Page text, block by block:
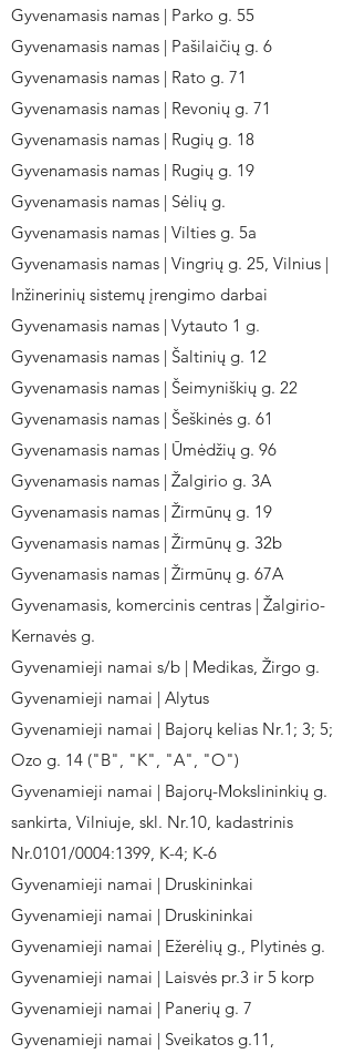
Gyvenamasis namas | Parko g. 55
Gyvenamasis namas | Pašilaičių g. 6
Gyvenamasis namas | Rato g. 71
Gyvenamasis namas | Revonių g. 71
Gyvenamasis namas | Rugių g. 18
Gyvenamasis namas | Rugių g. 19
Gyvenamasis namas | Sėlių g.
Gyvenamasis namas | Vilties g. 5a
Gyvenamasis namas | Vingrių g. 25, Vilnius |
Inžinerinių sistemų įrengimo darbai
Gyvenamasis namas | Vytauto 1 g.
Gyvenamasis namas | Šaltinių g. 12
Gyvenamasis namas | Šeimyniškių g. 22
Gyvenamasis namas | Šeškinės g. 61
Gyvenamasis namas | Ūmėdžių g. 96
Gyvenamasis namas | Žalgirio g. 3A
Gyvenamasis namas | Žirmūnų g. 19
Gyvenamasis namas | Žirmūnų g. 32b
Gyvenamasis namas | Žirmūnų g. 67A
Gyvenamasis, komercinis centras | Žalgirio-
Kernavės g.
Gyvenamieji namai s/b | Medikas, Žirgo g.
Gyvenamieji namai | Alytus
Gyvenamieji namai | Bajorų kelias Nr.1; 3; 5;
Ozo g. 14 ("B", "K", "A", "O")
Gyvenamieji namai | Bajorų-Mokslininkių g.
sankirta, Vilniuje, skl. Nr.10, kadastrinis
Nr.0101/0004:1399, K-4; K-6
Gyvenamieji namai | Druskininkai
Gyvenamieji namai | Druskininkai
Gyvenamieji namai | Ežerėlių g., Plytinės g.
Gyvenamieji namai | Laisvės pr.3 ir 5 korp
Gyvenamieji namai | Panerių g. 7
Gyvenamieji namai | Sveikatos g.11,